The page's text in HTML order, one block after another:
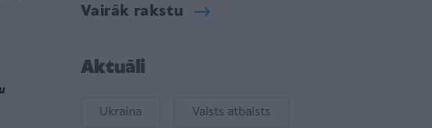
Vairāk rakstu
Aktuāli
Ukraina Valsts atbalsts